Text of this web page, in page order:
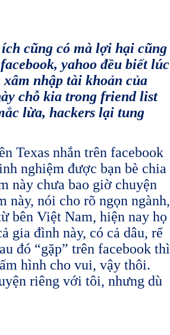
cũng có mà lợi hại cũng
yahoo đều biết lúc
nhập tài khoản của
chỗ kia trong friend list
lừa, hackers lại tung
Texas nhắn trên facebook
nghiệm được bạn bè chia
này chưa bao giờ chuyện
này, nói cho rõ ngọn ngành,
bên Việt Nam, hiện nay họ
gia đình này, có cả dâu, rể
đó “gặp” trên facebook thì
hình cho vui, vậy thôi.
riêng với tôi, nhưng dù